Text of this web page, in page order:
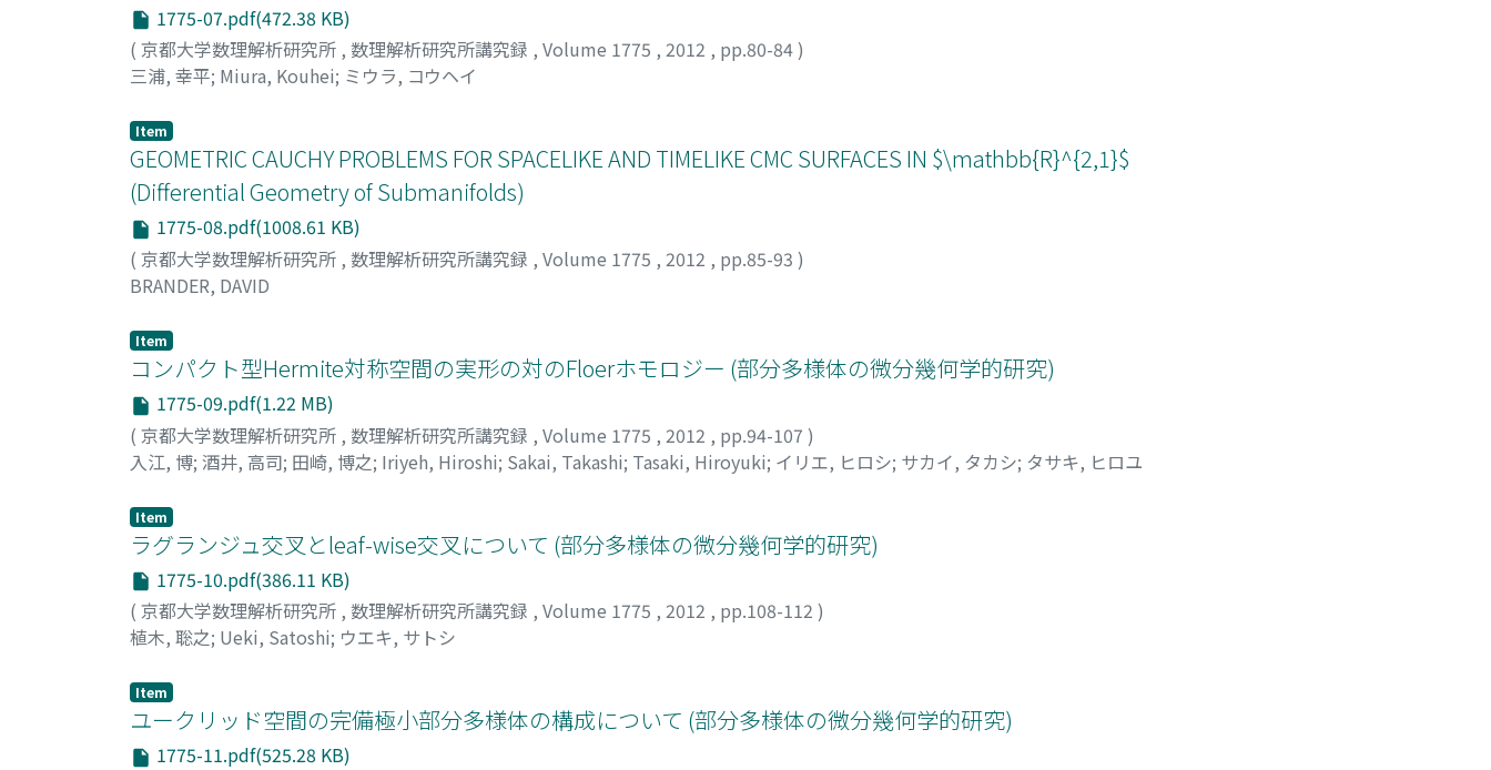
1775-07.pdf(472.38 KB)
( 京都大学数理解析研究所 , 数理解析研究所講究録 , Volume 1775 , 2012 , pp.80-84)
三浦, 幸平; Miura, Kouhei; ミウラ, コウヘイ
Item
GEOMETRIC CAUCHY PROBLEMS FOR SPACELIKE AND TIMELIKE CMC SURFACES IN $\mathbb{R}^{2,1}$
(Differential Geometry of Submanifolds)
1775-08.pdf(1008.61 KB)
( 京都大学数理解析研究所 , 数理解析研究所講究録 , Volume 1775 , 2012 , pp.85-93 )
BRANDER, DAVID
Item
コンパクト型Hermite対称空間の実形の対のFloerホモロジー (部分多様体の微分幾何学的研究)
1775-09.pdf(1.22 MB)
( 京都大学数理解析研究所 , 数理解析研究所講究録 , Volume 1775 , 2012 , pp.94-107 )
入江, 博; 酒井, 高司; 田崎, 博之; Iriyeh, Hiroshi; Sakai, Takashi; Tasaki, Hiroyuki; イリエ, ヒロシ; サカイ, タカシ; タサキ, ヒロユ
Item
ラグランジュ交叉とleaf-wise交叉について (部分多様体の微分幾何学的研究)
1775-10.pdf(386.11 KB)
( 京都大学数理解析研究所 , 数理解析研究所講究録 , Volume 1775 , 2012 , pp.108-112 )
植木, 聡之; Ueki, Satoshi; ウエキ, サトシ
Item
ユークリッド空間の完備極小部分多様体の構成について (部分多様体の微分幾何学的研究)
1775-11.pdf(525.28 KB)